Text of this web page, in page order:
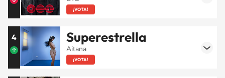
¡VOTA!
4 Superestrella
Aitana
¡VOTA!